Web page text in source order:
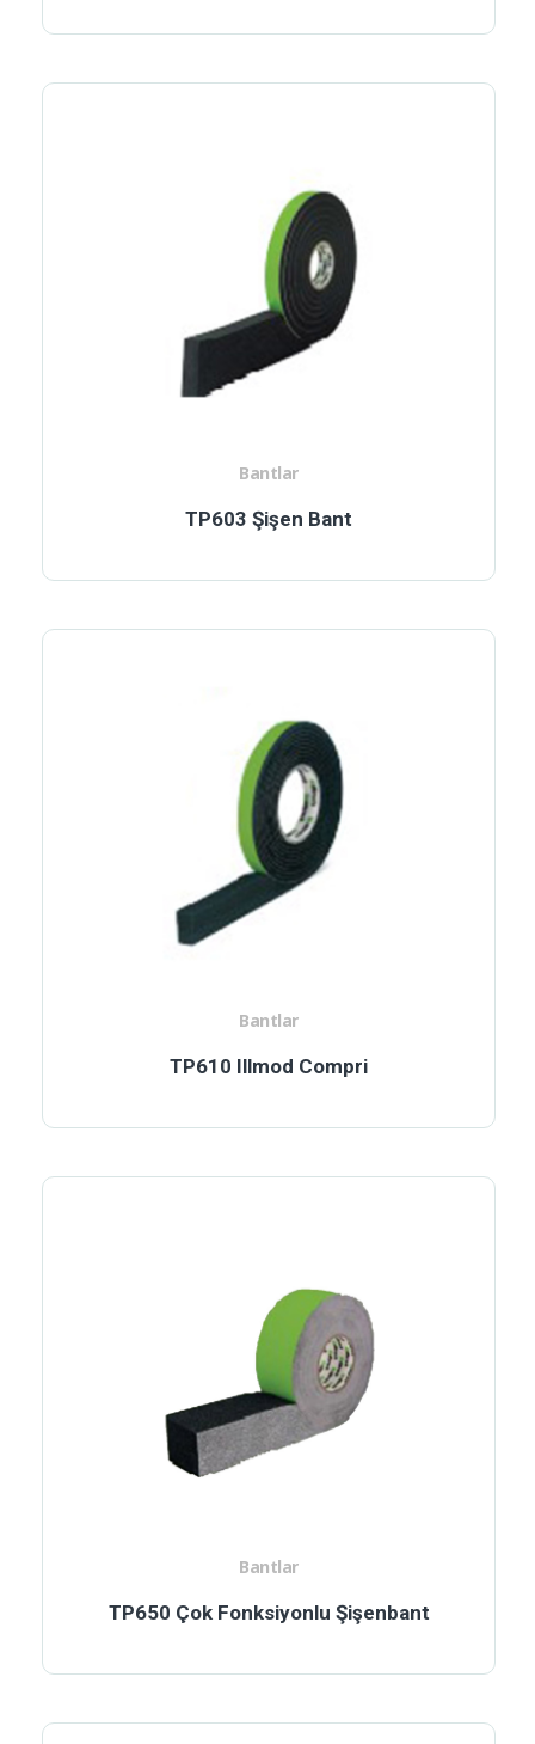
TP603 Şişen Bant
Bantlar
TP610 Illmod Compri
Bantlar
TP650 Çok Fonksiyonlu Şişenbant
Bantlar